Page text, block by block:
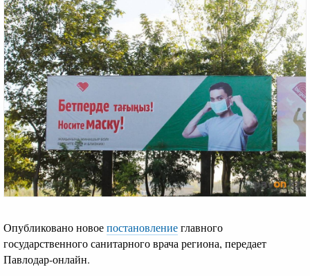
Опубликовано новоепостановлениеглавного
государственного санитарного врача региона, передает
Павлодар-онлайн.